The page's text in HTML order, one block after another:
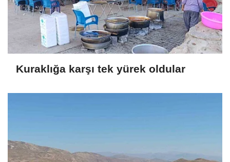
Kuraklığa karşı tek yürek oldular